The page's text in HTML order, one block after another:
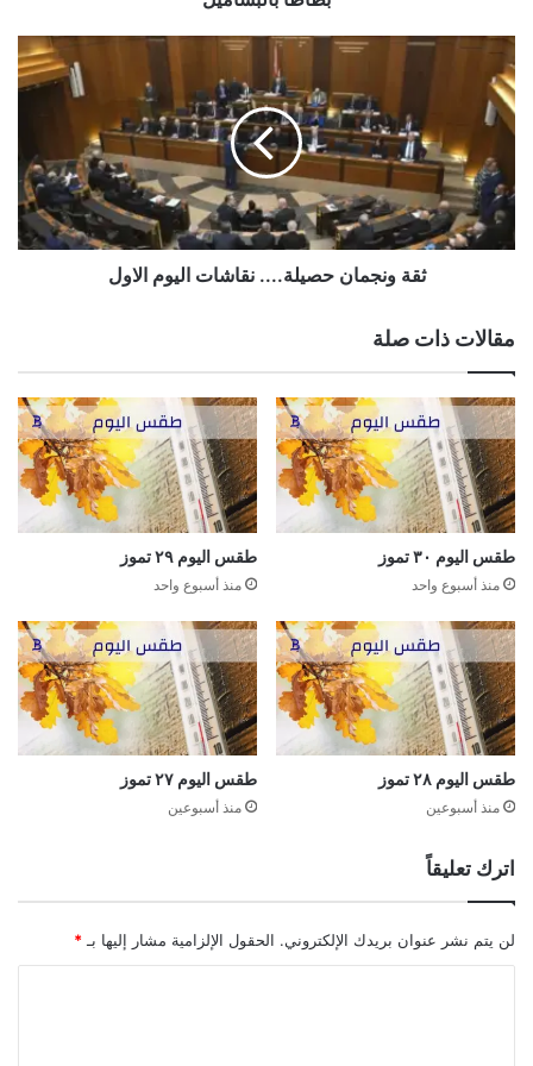
ثقة
ونجمان
حصيلة....
نقاشات
الاول
ثقة ونجمان حصيلة.... نقاشات اليوم الاول
مقالات ذات صلة
طقس اليوم ٣٠ تموز
منذ أسبوع واحد
طقس اليوم ٢٩ تموز
منذ أسبوع واحد
طقس اليوم ٢٨ تموز
منذ أسبوعين
طقس اليوم ٢٧ تموز
منذ أسبوعين
اترك تعليقاً
لن يتم نشر عنوان بريدك الإلكتروني. الحقول الإلزامية مشار إليها بـ *